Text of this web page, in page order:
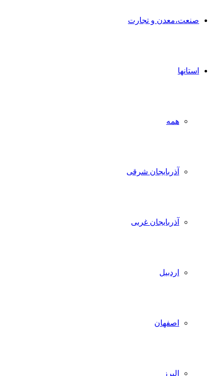
صنعت،معدن و تجارت
استانها
همه
آذربایجان شرقی
آذربایجان غربی
اردبیل
اصفهان
البرز